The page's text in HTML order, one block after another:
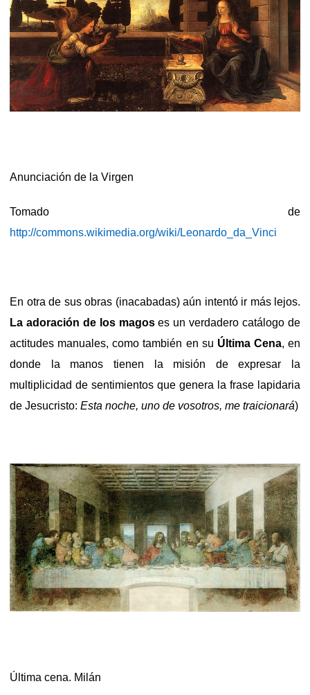
Anunciación de la Virgen
Tomado de
http://commons.wikimedia.org/wiki/Leonardo_da_Vinci
En otra de sus obras (inacabadas) aún intentó ir más lejos.
La adoración de los magoses un verdadero catálogo de
actitudes manuales, como también en su Última Cena, en
donde la manos tienen la misión de expresar la
multiplicidad de sentimientos que genera la frase lapidaria
de Jesucristo: Esta noche, uno de vosotros, me traicionará)
Última cena. Milán